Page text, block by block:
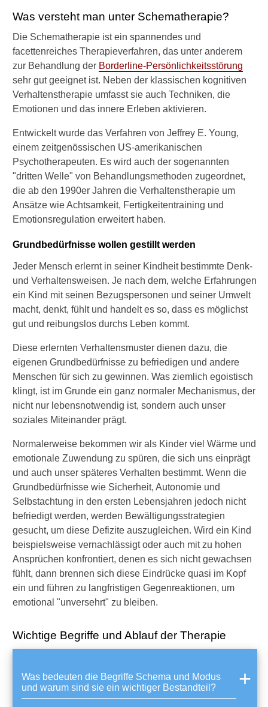
Was versteht man unter Schematherapie?
Die Schematherapie ist ein spannendes und
facettenreiches Therapieverfahren, das unter anderem
zur Behandlung der Borderline-Persönlichkeitsstörung
sehr gut geeignet ist. Neben der klassischen kognitiven
Verhaltenstherapie umfasst sie auch Techniken, die
Emotionen und das innere Erleben aktivieren.
Entwickelt wurde das Verfahren von Jeffrey E. Young,
einem zeitgenössischen US-amerikanischen
Psychotherapeuten. Es wird auch der sogenannten
"dritten Welle" von Behandlungsmethoden zugeordnet,
die ab den 1990er Jahren die Verhaltenstherapie um
Ansätze wie Achtsamkeit, Fertigkeitentraining und
Emotionsregulation erweitert haben.
Grundbedürfnisse wollen gestillt werden
Jeder Mensch erlernt in seiner Kindheit bestimmte Denk-
und Verhaltensweisen. Je nach dem, welche Erfahrungen
ein Kind mit seinen Bezugspersonen und seiner Umwelt
macht, denkt, fühlt und handelt es so, dass es möglichst
gut und reibungslos durchs Leben kommt.
Diese erlernten Verhaltensmuster dienen dazu, die
eigenen Grundbedürfnisse zu befriedigen und andere
Menschen für sich zu gewinnen. Was ziemlich egoistisch
klingt, ist im Grunde ein ganz normaler Mechanismus, der
nicht nur lebensnotwendig ist, sondern auch unser
soziales Miteinander prägt.
Normalerweise bekommen wir als Kinder viel Wärme und
emotionale Zuwendung zu spüren, die sich uns einprägt
und auch unser späteres Verhalten bestimmt. Wenn die
Grundbedürfnisse wie Sicherheit, Autonomie und
Selbstachtung in den ersten Lebensjahren jedoch nicht
befriedigt werden, werden Bewältigungsstrategien
gesucht, um diese Defizite auszugleichen. Wird ein Kind
beispielsweise vernachlässigt oder auch mit zu hohen
Ansprüchen konfrontiert, denen es sich nicht gewachsen
fühlt, dann brennen sich diese Eindrücke quasi im Kopf
ein und führen zu langfristigen Gegenreaktionen, um
emotional "unversehrt" zu bleiben.
Wichtige Begriffe und Ablauf der Therapie
Was bedeuten die Begriffe Schema und Modus
und warum sind sie ein wichtiger Bestandteil?
B
T
a
m
b
l
n
t
o
d
e
s
t
t
o
n
ä
?
a
s
i
s
t
e
s
o
z
i
a
p
s
y
c
h
a
t
i
s
e
D
i